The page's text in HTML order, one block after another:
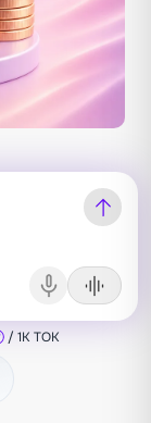
/ 1K TOK